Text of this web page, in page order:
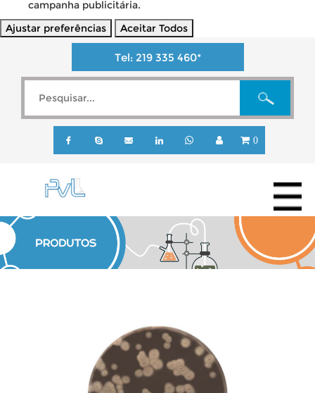
campanha publicitária.
Ajustar preferências
Aceitar Todos
Tel: 219 335 460*
0